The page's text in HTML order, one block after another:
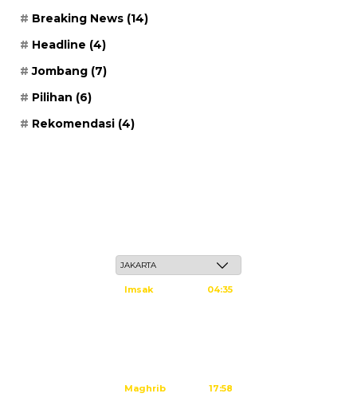
Breaking News (14)
Headline (4)
Jombang (7)
Pilihan (6)
Rekomendasi (4)
Imsak 04:35
Maghrib 17:58